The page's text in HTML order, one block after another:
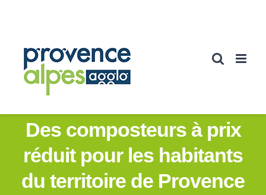
Des composteurs à prix
réduit pour les habitants
du territoire de Provence